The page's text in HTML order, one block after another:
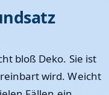
bloß Deko. Sie ist
wird. Weicht